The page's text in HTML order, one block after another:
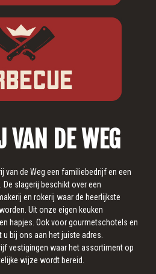
VAN DE WEG
van de Weg een familiebedrijf en een
De slagerij beschikt over een
en rokerij waar de heerlijkste
Uit onze eigen keuken
hapjes. Ook voor gourmetschotels en
u bij ons aan het juiste adres.
vestigingen waar het assortiment op
wijze wordt bereid.